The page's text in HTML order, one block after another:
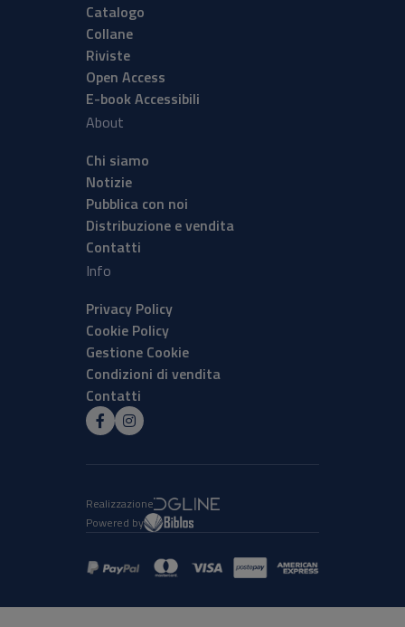
Catalogo
Collane
Riviste
Open Access
E-book Accessibili
About
Chi siamo
Notizie
Pubblica con noi
Distribuzione e vendita
Contatti
Info
Privacy Policy
Cookie Policy
Gestione Cookie
Condizioni di vendita
Contatti
Realizzazione
Powered by